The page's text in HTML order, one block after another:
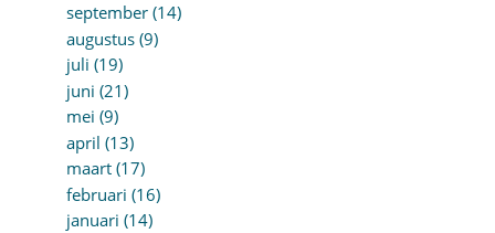
september (14)
augustus (9)
juli (19)
juni (21)
mei (9)
april (13)
maart (17)
februari (16)
januari (14)